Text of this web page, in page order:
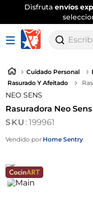
Disfruta envíos
Escribe
Cuidado Personal
Rasurado Y Afeitado
NEO SENS
Rasuradora Neo
:199961
Vendido por Home Sentry